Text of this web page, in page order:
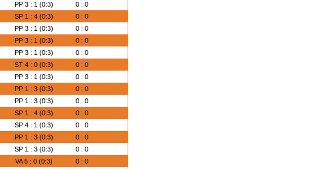
PP 3 : 1 (0:3)
0 : 0
SP 1 : 4 (0:3)
0 : 0
PP 3 : 1 (0:3)
0 : 0
PP 3 : 1 (0:3)
0 : 0
PP 3 : 1 (0:3)
0 : 0
ST 4 : 0 (0:3)
0 : 0
PP 3 : 1 (0:3)
0 : 0
PP 1 : 3 (0:3)
0 : 0
PP 1 : 3 (0:3)
0 : 0
SP 1 : 4 (0:3)
0 : 0
SP 4 : 1 (0:3)
0 : 0
PP 1 : 3 (0:3)
0 : 0
SP 1 : 3 (0:3)
0 : 0
VA 5 : 0 (0:3)
0 : 0